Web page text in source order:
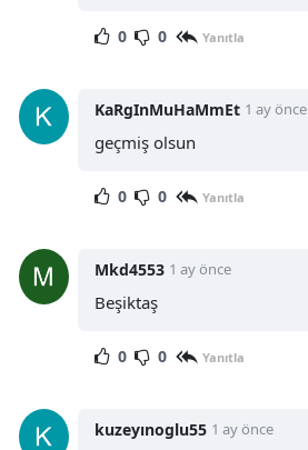
0 0 Yanıtla
KaRgInMuHaMmEt 1 ay önce
geçmiş olsun
0 0 Yanıtla
Mkd4553 1 ay önce
Beşiktaş
0 0 Yanıtla
kuzeyınoglu55 1 ay önce